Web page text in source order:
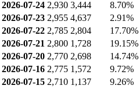
2026-08-07 2,815 38
0.18%
2026-08-06 2,870 14
0.28%
2026-08-05 2,870 416
1.58%
2026-08-04 2,870 89
0.27%
2026-08-03 2,830 206
0.59%
2026-07-31 2,870 108
0.13%
2026-07-30 2,775 660
1.10%